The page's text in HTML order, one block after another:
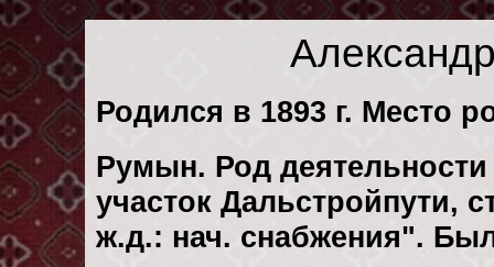
Родился в 1893 г. Место
Румын. Род
участок Дальстройпути,
ж.д.: нач. снабжения".